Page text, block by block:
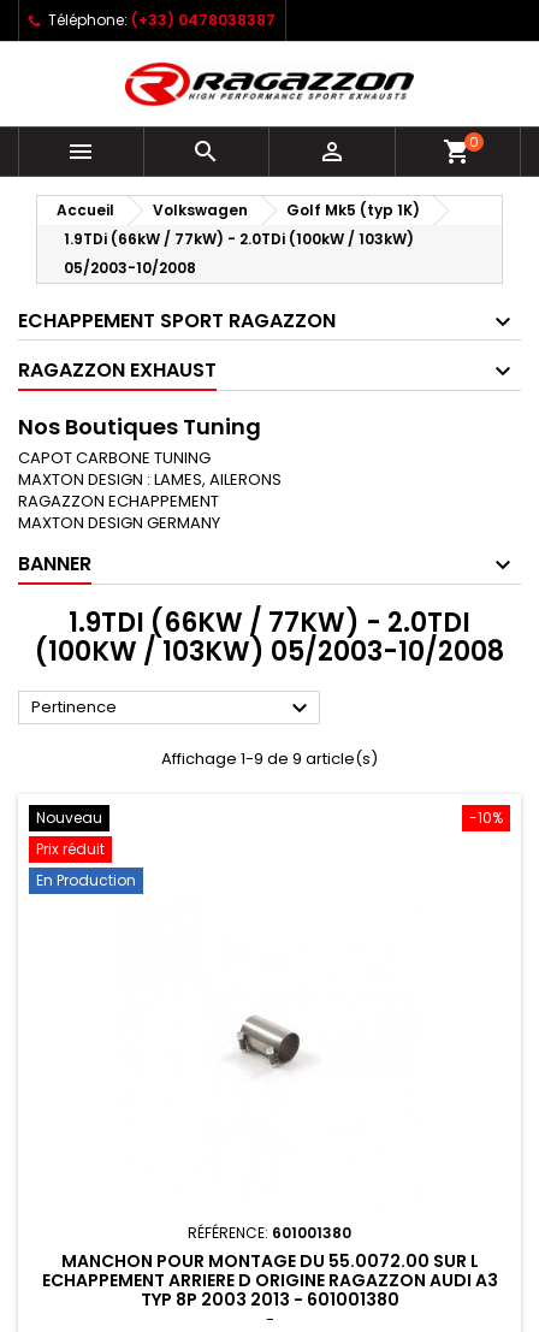
Téléphone: (+33) 0478038387
   shopping_cart0
Accueil Volkswagen
Golf Mk5 (typ 1K)
1.9TDi (66kW / 77kW) - 2.0TDi (100kW / 103kW)
05/2003-10/2008
ECHAPPEMENT SPORT RAGAZZON
RAGAZZON EXHAUST
Nos Boutiques Tuning
CAPOT CARBONE TUNING
MAXTON DESIGN : LAMES, AILERONS
RAGAZZON ECHAPPEMENT
MAXTON DESIGN GERMANY
BANNER
1.9TDI (66KW / 77KW) - 2.0TDI
(100KW / 103KW) 05/2003-10/2008
Pertinence 
Affichage 1-9 de 9 article(s)
-10%
Nouveau
Prix réduit
En Production
RÉFÉRENCE: 601001380
MANCHON POUR MONTAGE DU 55.0072.00 SUR L
ECHAPPEMENT ARRIERE D ORIGINE RAGAZZON AUDI A3
TYP 8P 2003 2013 - 601001380
-